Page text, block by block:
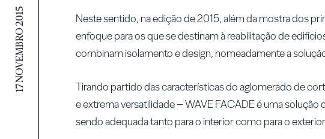
17 NOVEMBRO 2015
Neste sentido, na edição de 2015, além da mostra dos
enfoque para os que se destinam à reabilitação de
combinam isolamento e design, nomeadamente a
Tirando partido das características do aglomerado de
e extrema versatilidade – WAVE FACADE é uma
sendo adequada tanto para o interior como para o